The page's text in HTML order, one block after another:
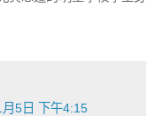
5日 下午4:15